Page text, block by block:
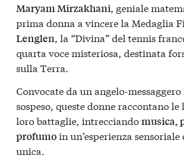
Maryam Mirzakhani, geniale
prima donna a vincere la Medaglia
Lenglen, la “Divina” del tennis
quarta voce misteriosa, destinata
sulla Terra.
Convocate da un angelo-
sospeso, queste donne raccontano le
loro battaglie, intrecciandomusica,
profumoin un’esperienza
unica.